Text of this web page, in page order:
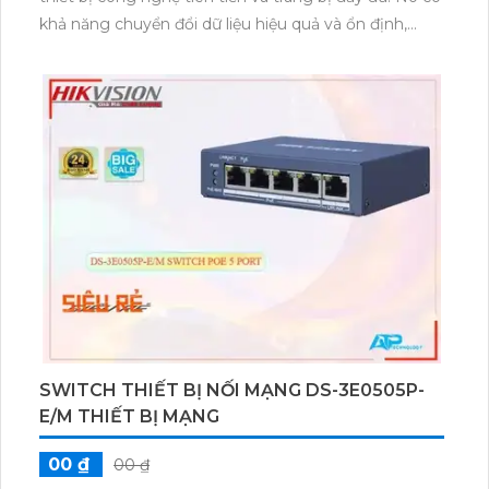
khả năng chuyển đổi dữ liệu hiệu quả và ổn định,
được trang bị 8 cổng Ethernet 10/100Mbps, cho
phép kết nối nhanh chóng và dễ dàng với các thiết bị
mạng khác. Ngoài ra, switch này còn hỗ trợ các giao
thức mạng như VLAN, STP và QoS, giúp đảm bảo sự
ổn định và ưu tiên dữ liệu trong mạng. Với thiết kế
nhỏ gọn và thuận tiện, DS-3E0508D-E là lựa chọn lý
kết nối.
SWITCH THIẾT BỊ NỐI MẠNG DS-3E0505P-
E/M THIẾT BỊ MẠNG
00 ₫ 00 ₫